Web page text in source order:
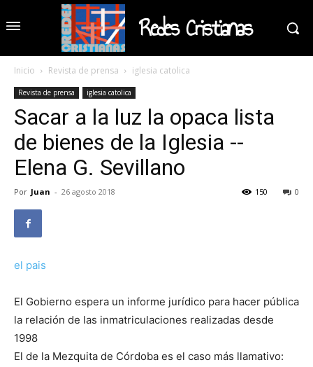
Redes Cristianas
Inicio Revista de prensa iglesia catolica
Revista de prensa iglesia catolica
Sacar a la luz la opaca lista
de bienes de la Iglesia --
Elena G. Sevillano
Por Juan - 26 agosto 2018 0
150
el pais
El Gobierno espera un informe jurídico para hacer pública
la relación de las inmatriculaciones realizadas desde
1998
El de la Mezquita de Córdoba es el caso más llamativo: